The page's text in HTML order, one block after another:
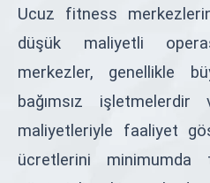
Ucuz fitness
düşük maliyetli
merkezler, genellikle
bağımsız
maliyetleriyle faaliyet
ücretlerini